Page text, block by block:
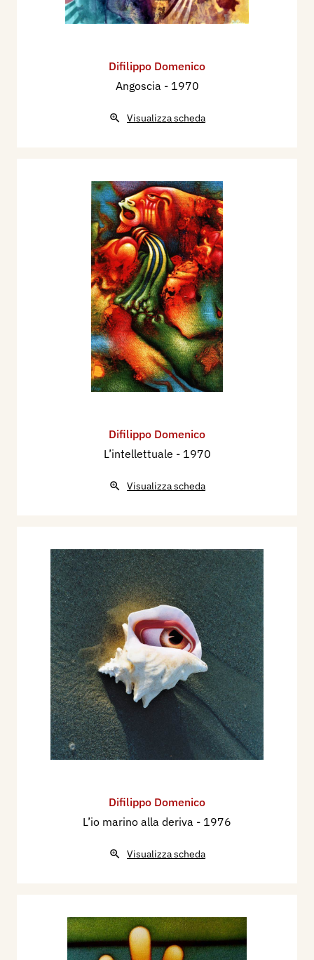
Difilippo Domenico
Angoscia - 1970
Visualizza scheda
Difilippo Domenico
L’intellettuale - 1970
Visualizza scheda
Difilippo Domenico
L’io marino alla deriva - 1976
Visualizza scheda